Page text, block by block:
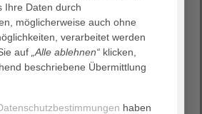
Ihre Daten durch
möglicherweise auch ohne
verarbeitet werden
auf „Alle ablehnen“ klicken,
beschriebene Übermittlung
haben